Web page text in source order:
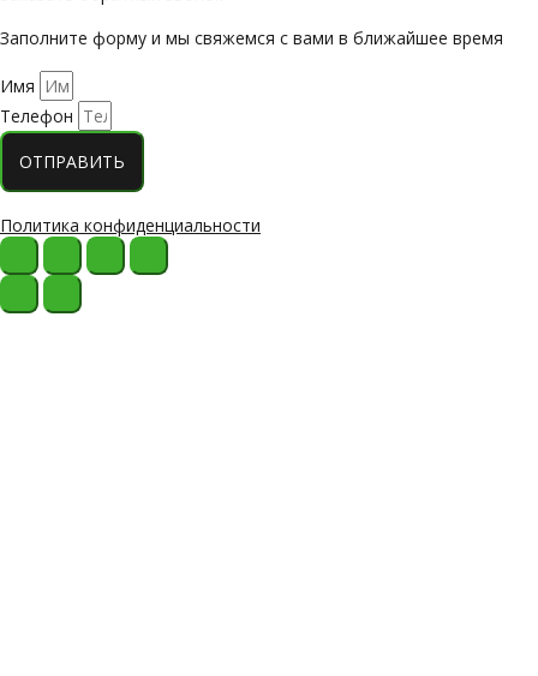
Заполните форму и мы свяжемся с вами в ближайшее время
Имя
Телефон
ОТПРАВИТЬ
Политика конфиденциальности